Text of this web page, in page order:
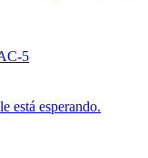
5
está esperando.